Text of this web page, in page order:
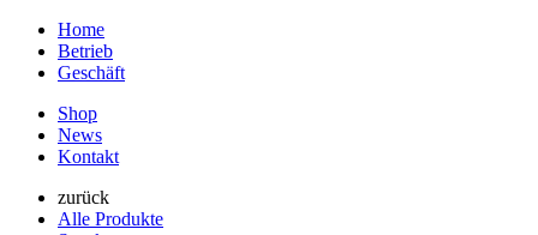
Home
Betrieb
Geschäft
Shop
News
Kontakt
zurück
Alle Produkte